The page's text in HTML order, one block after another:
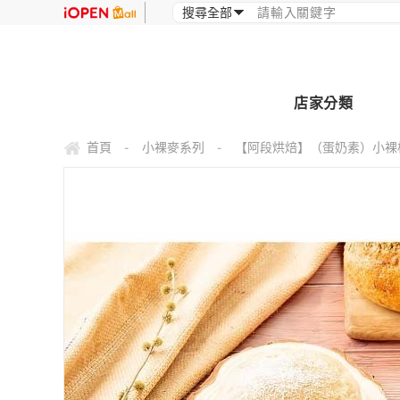
店家分類
首頁 - 小裸麥系列 - 【阿段烘焙】（蛋奶素）小